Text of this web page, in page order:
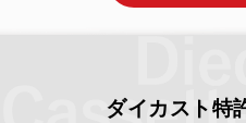
ダイカスト特